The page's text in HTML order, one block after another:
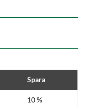
Spara
10 %